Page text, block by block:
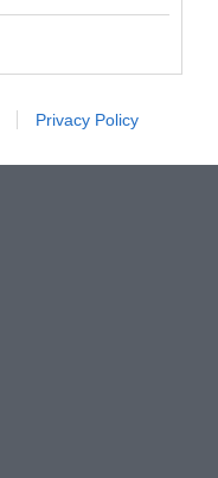
Privacy Policy